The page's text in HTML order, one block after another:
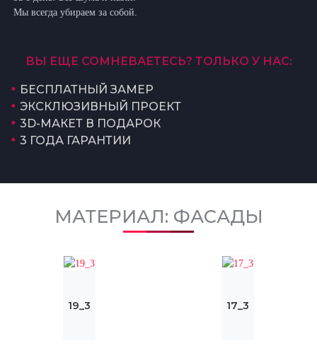
Мы всегда убираем за собой.
ВЫ ЕЩЕ СОМНЕВАЕТЕСЬ? ТОЛЬКО У НАС:
БЕСПЛАТНЫЙ ЗАМЕР
ЭКСКЛЮЗИВНЫЙ ПРОЕКТ
3D-МАКЕТ В ПОДАРОК
3 ГОДА ГАРАНТИИ
МАТЕРИАЛ: ФАСАДЫ
19_3 17_3